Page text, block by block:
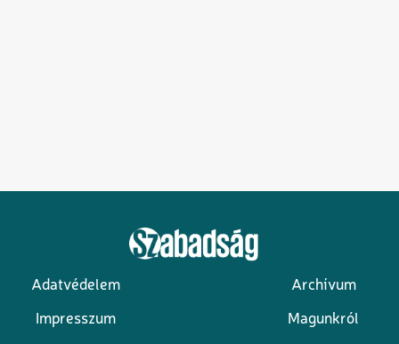
Lábléc
Adatvédelem Archívum
Impresszum Magunkról